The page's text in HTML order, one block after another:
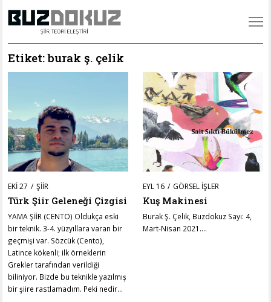
Etiket:burak ş. çelik
POSTED
ON
EKI 27 KAS
15
ŞIIR
Türk Şiir Geleneği Çizgisi
YAMA ŞİİR (CENTO) Oldukça eski
bir teknik. 3-4. yüzyıllara varan bir
geçmişi var. Sözcük (Cento),
Latince kökenli; ilk örneklerin
Grekler tarafından verildiği
biliniyor. Bizde bu teknikle yazılmış
bir şiire rastlamadım. Peki nedir…
POSTED
ON
EYL 16 HAZ
15
GÖRSEL İŞLER
Kuş Makinesi
Burak Ş. Çelik, Buzdokuz Sayı: 4,
Mart-Nisan 2021.…